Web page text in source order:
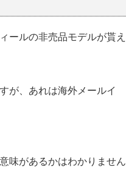
ールの非売品モデルが貰え
が、あれは海外メールイ
味があるかはわかりません